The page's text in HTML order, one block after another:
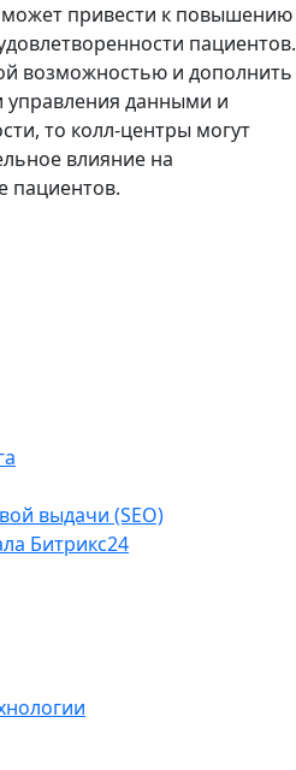
может привести к повышению
пациентов.
возможностью и дополнить
данными и
то колл-центры могут
влияние на
пациентов.
выдачи (SEO)
Битрикс24